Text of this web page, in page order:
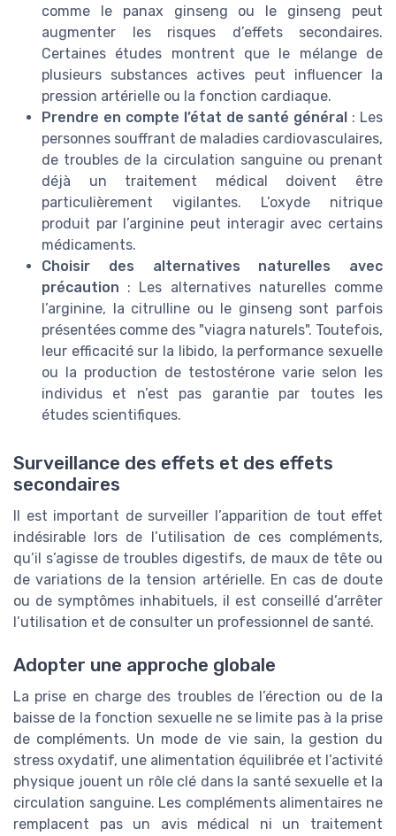
comme le panax ginseng ou le ginseng peut
augmenter les risques d’effets secondaires.
Certaines études montrent que le mélange de
plusieurs substances actives peut influencer la
pression artérielle ou la fonction cardiaque.
Prendre en compte l’état de santé général : Les
personnes souffrant de maladies cardiovasculaires,
de troubles de la circulation sanguine ou prenant
déjà un traitement médical doivent être
particulièrement vigilantes. L’oxyde nitrique
produit par l’arginine peut interagir avec certains
médicaments.
Choisir des alternatives naturelles avec
précaution : Les alternatives naturelles comme
l’arginine, la citrulline ou le ginseng sont parfois
présentées comme des "viagra naturels". Toutefois,
leur efficacité sur la libido, la performance sexuelle
ou la production de testostérone varie selon les
individus et n’est pas garantie par toutes les
études scientifiques.
Surveillance des effets et des effets
secondaires
Il est important de surveiller l’apparition de tout effet
indésirable lors de l’utilisation de ces compléments,
qu’il s’agisse de troubles digestifs, de maux de tête ou
de variations de la tension artérielle. En cas de doute
ou de symptômes inhabituels, il est conseillé d’arrêter
l’utilisation et de consulter un professionnel de santé.
Adopter une approche globale
La prise en charge des troubles de l’érection ou de la
baisse de la fonction sexuelle ne se limite pas à la prise
de compléments. Un mode de vie sain, la gestion du
stress oxydatif, une alimentation équilibrée et l’activité
physique jouent un rôle clé dans la santé sexuelle et la
circulation sanguine. Les compléments alimentaires ne
remplacent pas un avis médical ni un traitement